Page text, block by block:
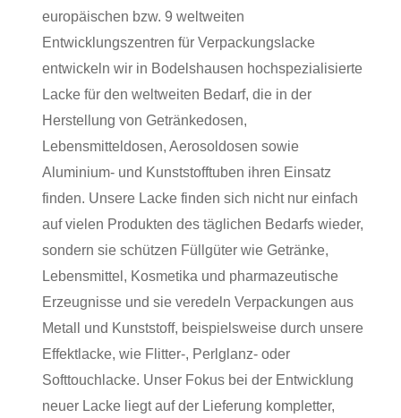
europäischen bzw. 9 weltweiten
Entwicklungszentren für Verpackungslacke
entwickeln wir in Bodelshausen hochspezialisierte
Lacke für den weltweiten Bedarf, die in der
Herstellung von Getränkedosen,
Lebensmitteldosen, Aerosoldosen sowie
Aluminium- und Kunststofftuben ihren Einsatz
finden. Unsere Lacke finden sich nicht nur einfach
auf vielen Produkten des täglichen Bedarfs wieder,
sondern sie schützen Füllgüter wie Getränke,
Lebensmittel, Kosmetika und pharmazeutische
Erzeugnisse und sie veredeln Verpackungen aus
Metall und Kunststoff, beispielsweise durch unsere
Effektlacke, wie Flitter-, Perlglanz- oder
Softtouchlacke. Unser Fokus bei der Entwicklung
neuer Lacke liegt auf der Lieferung kompletter,